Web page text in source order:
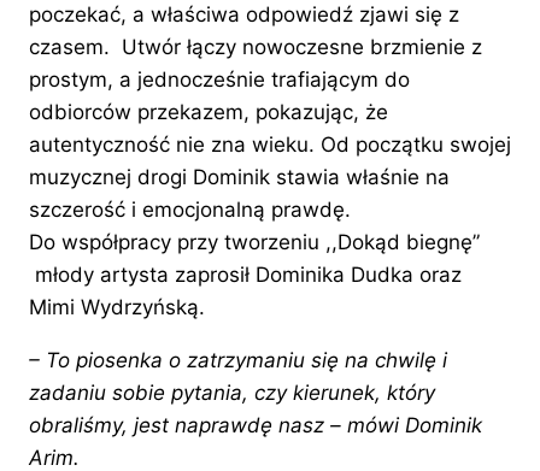
poczekać, a właściwa odpowiedź zjawi się z
czasem. Utwór łączy nowoczesne brzmienie z
prostym, a jednocześnie trafiającym do
odbiorców przekazem, pokazując, że
autentyczność nie zna wieku. Od początku swojej
muzycznej drogi Dominik stawia właśnie na
szczerość i emocjonalną prawdę.
Do współpracy przy tworzeniu ,,Dokąd biegnę”
młody artysta zaprosił Dominika Dudka oraz
Mimi Wydrzyńską.
– To piosenka o zatrzymaniu się na chwilę i
zadaniu sobie pytania, czy kierunek, który
obraliśmy, jest naprawdę nasz – mówi Dominik
Arim.